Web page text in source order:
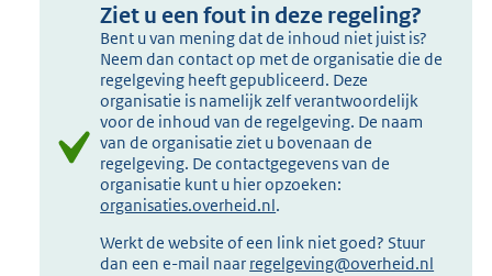
Ziet u een fout in deze regeling?
Bent u van mening dat de inhoud niet juist is?
Neem dan contact op met de organisatie die de
regelgeving heeft gepubliceerd. Deze
organisatie is namelijk zelf verantwoordelijk
voor de inhoud van de regelgeving. De naam
van de organisatie ziet u bovenaan de
regelgeving. De contactgegevens van de
organisatie kunt u hier opzoeken:
organisaties.overheid.nl.
Werkt de website of een link niet goed? Stuur
dan een e-mail naar regelgeving@overheid.nl